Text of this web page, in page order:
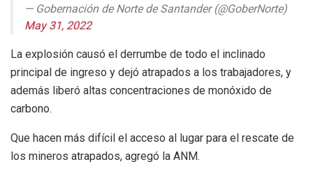
— Gobernación de Norte de Santander (@GoberNorte)
May 31, 2022
La explosión causó el derrumbe de todo el inclinado
principal de ingreso y dejó atrapados a los trabajadores, y
además liberó altas concentraciones de monóxido de
carbono.
Que hacen más difícil el acceso al lugar para el rescate de
los mineros atrapados, agregó la ANM.